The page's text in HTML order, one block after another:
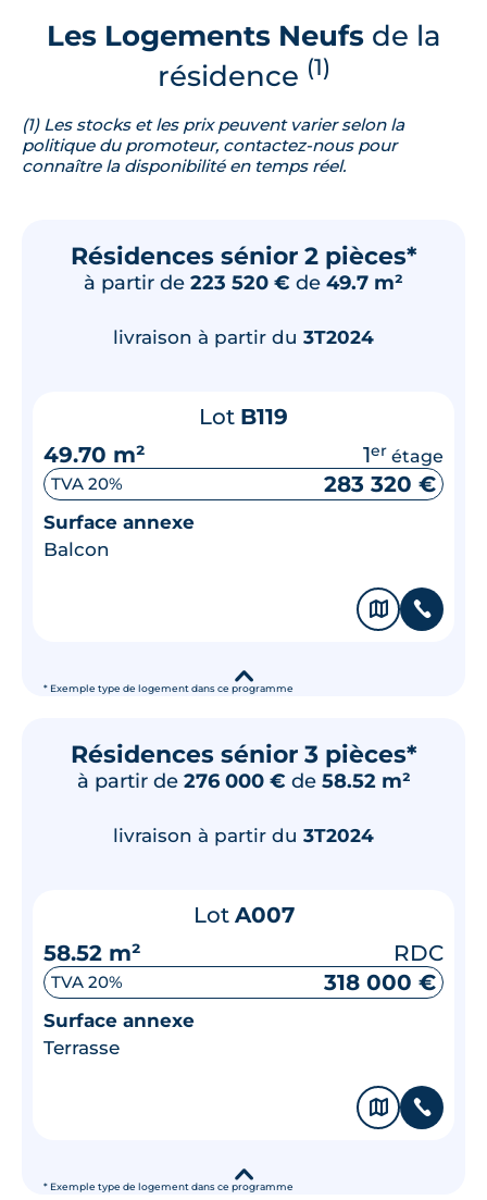
Les Logements Neufsde la
résidence (1)
(1) Les stocks et les prix peuvent varier selon la
politique du promoteur, contactez-nous pour
connaître la disponibilité en temps réel.
Résidences sénior 2 pièces*
à partir de 223 520 € de 49.7 m²
* Exemple type de logement dans ce programme
livraison à partir du 3T2024
Lot B119
49.70 m²
1er étage
TVA 20% 283 320 €
Surface annexe
Balcon
🗞 📞
▾
Résidences sénior 3 pièces*
à partir de 276 000 € de 58.52 m²
* Exemple type de logement dans ce programme
livraison à partir du 3T2024
Lot A007
58.52 m²
RDC
TVA 20% 318 000 €
Surface annexe
Terrasse
🗞 📞
▾